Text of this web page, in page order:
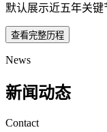
默认展示近五年关键
查看完整历程
News
新闻动态
Contact